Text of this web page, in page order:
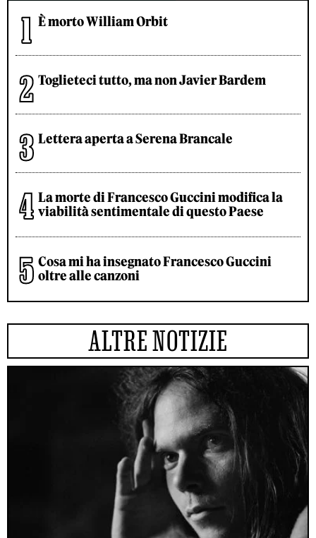
È morto William Orbit
Toglieteci tutto, ma non Javier Bardem
Lettera aperta a Serena Brancale
La morte di Francesco Guccini modifica la
viabilità sentimentale di questo Paese
Cosa mi ha insegnato Francesco Guccini
oltre alle canzoni
ALTRE NOTIZIE